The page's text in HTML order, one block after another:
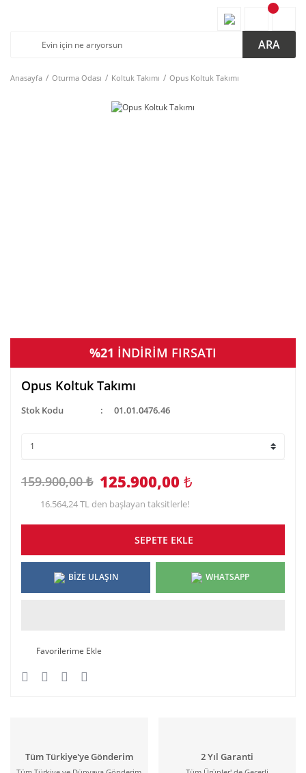
ARA
Anasayfa Oturma Odası Koltuk Takımı Opus Koltuk Takımı
%21 İNDİRİM FIRSATI
Opus Koltuk Takımı
Stok Kodu 01.01.0476.46
159.900,00 ₺ 125.900,00 ₺
16.564,24 TL den başlayan taksitlerle!
SEPETE EKLE
BİZE ULAŞIN WHATSAPP
Tüm Türkiye'ye Gönderim 2 Yıl Garanti